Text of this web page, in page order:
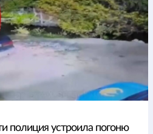
полиция устроила погоню